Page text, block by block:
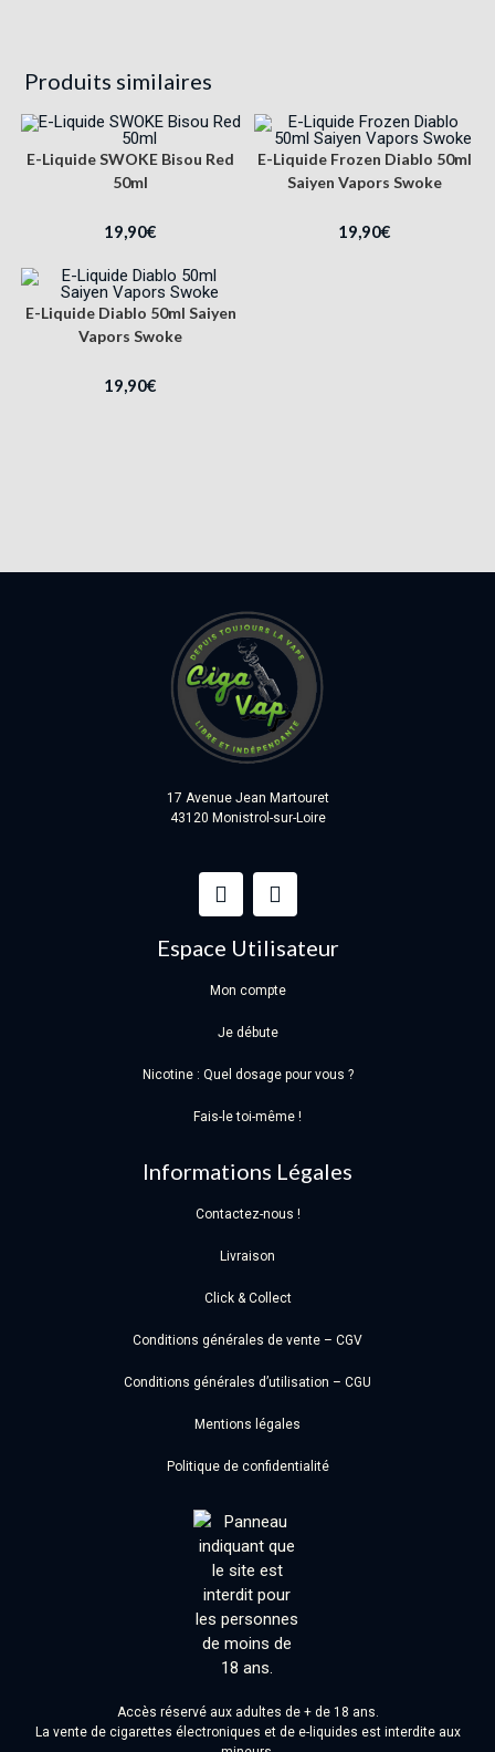
Produits similaires
E-Liquide SWOKE Bisou Red
50ml
19,90€
E-Liquide Frozen Diablo 50ml
Saiyen Vapors Swoke
19,90€
E-Liquide Diablo 50ml Saiyen
Vapors Swoke
19,90€
17 Avenue Jean Martouret
43120 Monistrol-sur-Loire
Espace Utilisateur
Mon compte
Je débute
Nicotine : Quel dosage pour vous ?
Fais-le toi-même !
Informations Légales
Contactez-nous !
Livraison
Click & Collect
Conditions générales de vente – CGV
Conditions générales d’utilisation – CGU
Mentions légales
Politique de confidentialité
Accès réservé aux adultes de + de 18 ans.
La vente de cigarettes électroniques et de e-liquides est interdite aux